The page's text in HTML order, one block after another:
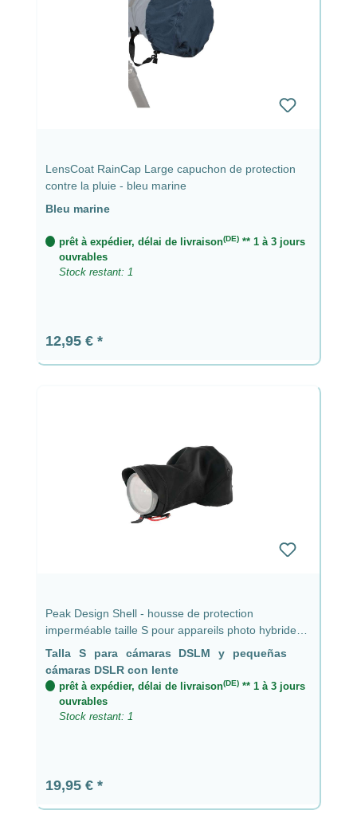
LensCoat RainCap Large capuchon de protection
contre la pluie - bleu marine
Bleu marine
prêt à expédier, délai de livraison(DE)** 1 à 3 jours
ouvrables
Stock restant: 1
Prix régulier :
12,95 €
Peak Design Shell - housse de protection
imperméable taille S pour appareils photo hybrides
et petits reflex avec objectif jusqu'à 9 cm
Talla S para cámaras DSLM y pequeñas
cámaras DSLR con lente
prêt à expédier, délai de livraison(DE)** 1 à 3 jours
ouvrables
Stock restant: 1
Prix régulier :
19,95 €